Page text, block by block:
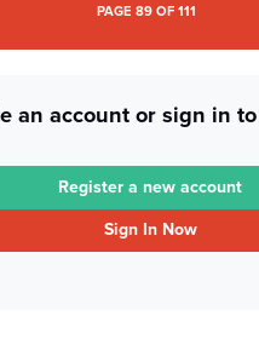
PAGE 89 OF 111
an account or sign in
Register a new account
Sign In Now